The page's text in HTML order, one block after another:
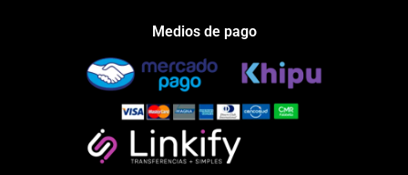
Medios de pago